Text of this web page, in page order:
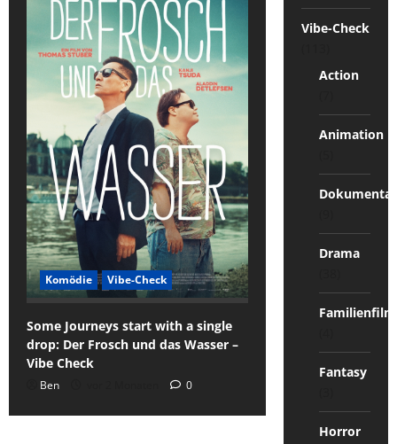
Komödie Vibe-Check
Some Journeys start with a single
drop: Der Frosch und das Wasser –
Vibe Check
Ben 0
Vibe-Check
Action
Animation
Drama
Familienfilm
Fantasy
Horror